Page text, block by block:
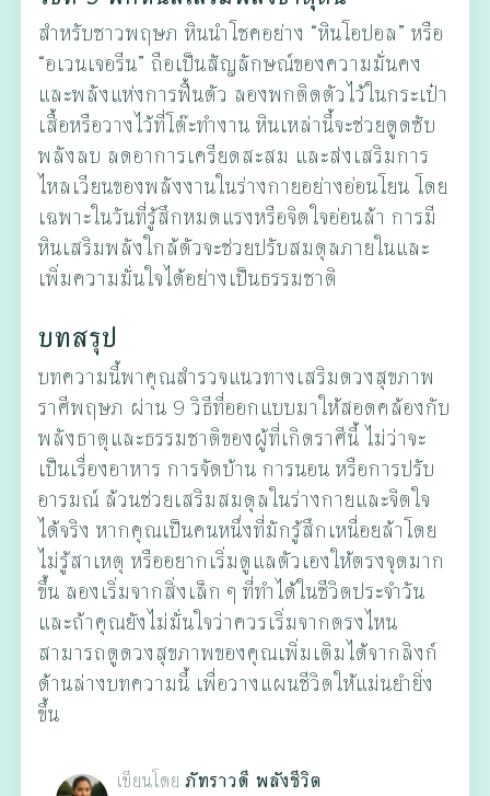
สำหรับชาวพฤษภ หินนำโชคอย่าง “หินโอปอล” หรือ
“อเวนเจอรีน” ถือเป็นสัญลักษณ์ของความมั่นคง
และพลังแห่งการฟื้นตัว ลองพกติดตัวไว้ในกระเป๋า
เสื้อหรือวางไว้ที่โต๊ะทำงาน หินเหล่านี้จะช่วยดูดซับ
พลังลบ ลดอาการเครียดสะสม และส่งเสริมการ
ไหลเวียนของพลังงานในร่างกายอย่างอ่อนโยน โดย
เฉพาะในวันที่รู้สึกหมดแรงหรือจิตใจอ่อนล้า การมี
หินเสริมพลังใกล้ตัวจะช่วยปรับสมดุลภายในและ
เพิ่มความมั่นใจได้อย่างเป็นธรรมชาติ
บทสรุป
บทความนี้พาคุณสำรวจแนวทางเสริมดวงสุขภาพ
ราศีพฤษภ ผ่าน 9 วิธีที่ออกแบบมาให้สอดคล้องกับ
พลังธาตุและธรรมชาติของผู้ที่เกิดราศีนี้ ไม่ว่าจะ
เป็นเรื่องอาหาร การจัดบ้าน การนอน หรือการปรับ
อารมณ์ ล้วนช่วยเสริมสมดุลในร่างกายและจิตใจ
ได้จริง หากคุณเป็นคนหนึ่งที่มักรู้สึกเหนื่อยล้าโดย
ไม่รู้สาเหตุ หรืออยากเริ่มดูแลตัวเองให้ตรงจุดมาก
ขึ้น ลองเริ่มจากสิ่งเล็ก ๆ ที่ทำได้ในชีวิตประจำวัน
และถ้าคุณยังไม่มั่นใจว่าควรเริ่มจากตรงไหน
สามารถดูดวงสุขภาพของคุณเพิ่มเติมได้จากลิงก์
ด้านล่างบทความนี้ เพื่อวางแผนชีวิตให้แม่นยำยิ่ง
ขึ้น
เขียนโดย ภัทราวดี พลังชีวิต